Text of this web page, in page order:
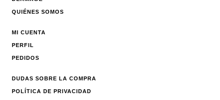
QUIÉNES SOMOS
MI CUENTA
PERFIL
PEDIDOS
DUDAS SOBRE LA COMPRA
POLÍTICA DE PRIVACIDAD